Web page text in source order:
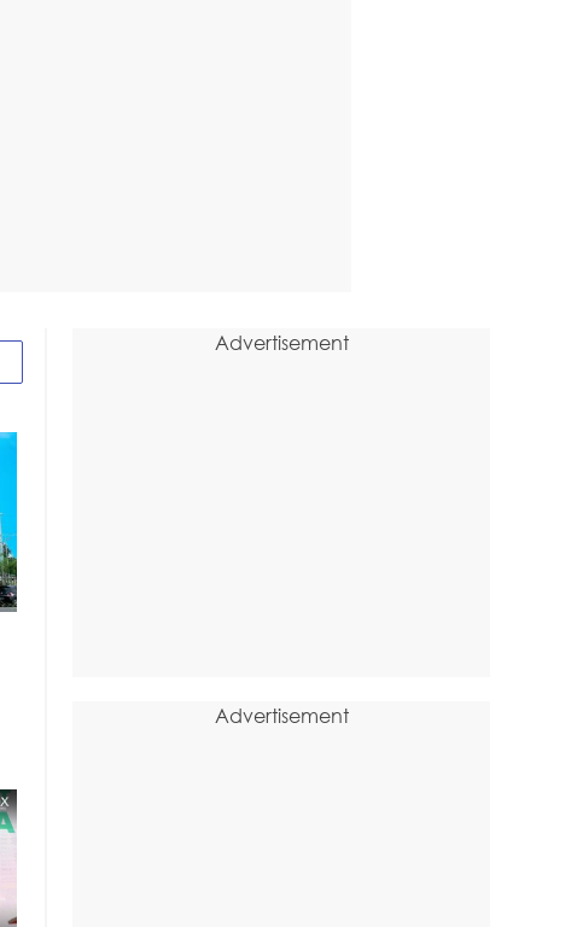
Advertisement
Advertisement